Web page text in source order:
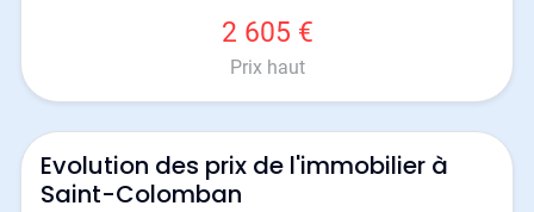
2 605 €
Prix haut
Evolution des prix de l'immobilier à
Saint-Colomban